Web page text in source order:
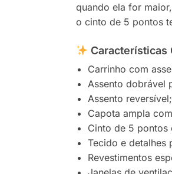
quando ela for
o cinto de 5 pontos
Características
Carrinho com
Assento dobrável
Assento reversível;
Capota ampla
Cinto de 5 pontos
Tecido e detalhes
Revestimentos